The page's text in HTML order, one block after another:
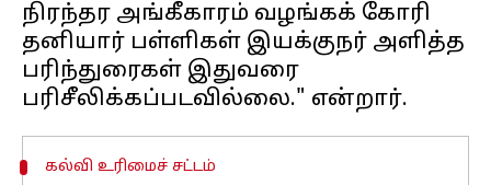
நிரந்தர அங்கீகாரம் வழங்கக் கோரி
தனியார் பள்ளிகள் இயக்குநர் அளித்த
பரிந்துரைகள் இதுவரை
கல்வி உரிமைச் சட்டம்